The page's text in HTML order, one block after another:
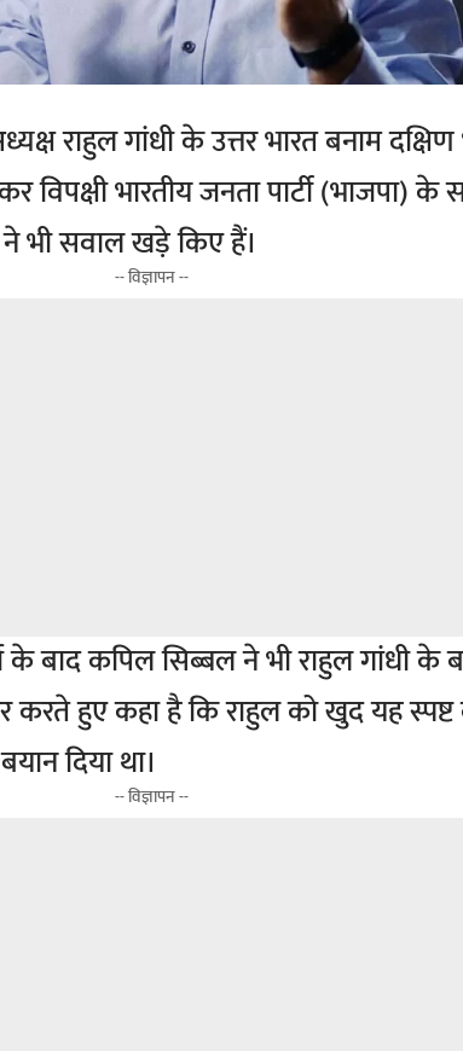
राहुल गांधी के उत्तर भारत बनाम
विपक्षी भारतीय जनता पार्टी (भाजपा) के
ने भी सवाल खड़े किए हैं।
-- विज्ञापन --
के बाद कपिल सिब्बल ने भी राहुल गांधी के
करते हुए कहा है कि राहुल को खुद यह स्पष्ट
दिया था।
-- विज्ञापन --